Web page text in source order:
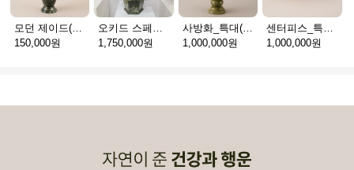
모던 제이드(천연옥꽃_택배)
150,000원
오키드 스페셜(천연옥꽃_택배)
1,750,000원
사방화_특대(천연옥꽃_택배)
1,000,000원
센터피스_특대(천연옥꽃_택배)
1,000,000원